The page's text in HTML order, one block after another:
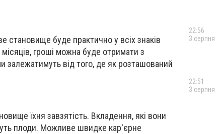
становище буде практично у всіх знаків
гроші можна буде отримати з
залежатимуть від того, де як розташований
їхня завзятість. Вкладення, які вони
плоди. Можливе швидке кар'єрне
22:56
3 серпня
22:51
3 серпня